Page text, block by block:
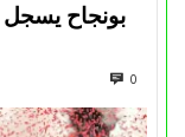
بونجاح
0